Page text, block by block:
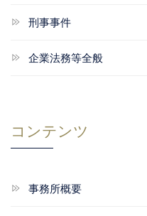
刑事事件
企業法務等全般
コンテンツ
事務所概要